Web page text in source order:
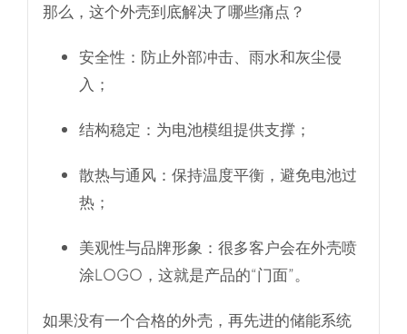
那么，这个外壳到底解决了哪些痛点？
安全性 ：防止外部冲击、雨水和灰尘侵
入；
结构稳定 ：为电池模组提供支撑；
散热与通风：保持温度平衡，避免电池过
热；
美观性与品牌形象 ：很多客户会在外壳喷
涂LOGO，这就是产品的“门面”。
如果没有一个合格的外壳，再先进的储能系统